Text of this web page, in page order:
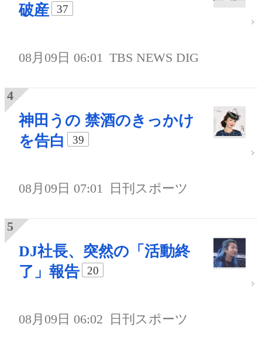
破産 37
08月09日 06:01 TBS NEWS DIG
神田うの 禁酒のきっかけ
を告白
39
08月09日 07:01 日刊スポーツ
DJ社長、突然の「活動終
了」報告
20
08月09日 06:02 日刊スポーツ